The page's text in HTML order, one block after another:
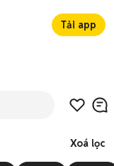
Tải app
Xoá lọc